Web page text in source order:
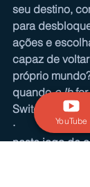
seu destino,
para
ações e
capaz de
próprio
quando o Ib for
Switch na
· Túnic:
neste jogo de
YouTube